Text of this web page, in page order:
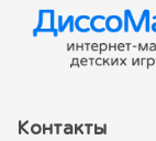
Контакты